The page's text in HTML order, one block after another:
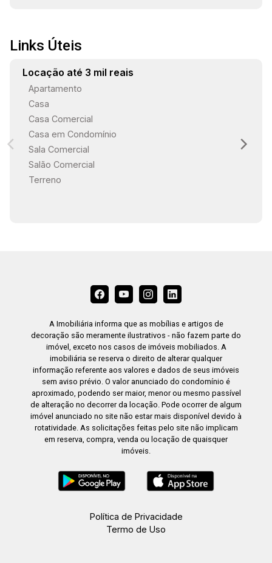
Links Úteis
Locação até 3 mil reais
Apartamento
Casa
Casa Comercial
Casa em Condomínio
Sala Comercial
Salão Comercial
Terreno
A Imobiliária informa que as mobílias e artigos de
decoração são meramente ilustrativos - não fazem parte do
imóvel, exceto nos casos de imóveis mobiliados. A
imobiliária se reserva o direito de alterar qualquer
informação referente aos valores e dados de seus imóveis
sem aviso prévio. O valor anunciado do condomínio é
aproximado, podendo ser maior, menor ou mesmo passível
de alteração no decorrer da locação. Pode ocorrer de algum
imóvel anunciado no site não estar mais disponível devido à
rotatividade. As solicitações feitas pelo site não implicam
em reserva, compra, venda ou locação de quaisquer
imóveis.
Política de Privacidade
Termo de Uso